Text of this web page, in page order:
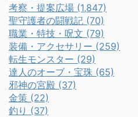
考察・提案広場 (1,847)
聖守護者の闘戦記 (70)
職業・特技・呪文 (79)
装備・アクセサリー (259)
転生モンスター (29)
達人のオーブ・宝珠 (65)
邪神の宮殿 (37)
金策 (22)
釣り (37)